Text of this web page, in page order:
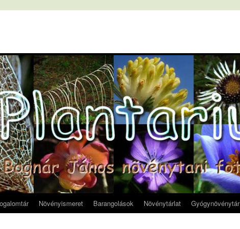
Növényismeret Barangolások Növénytárlat Gyógynövénytár